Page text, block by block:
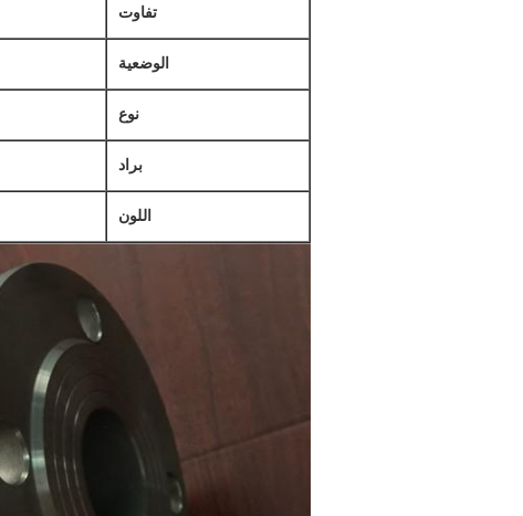
تفاوت
الوضعية
نوع
براد
اللون